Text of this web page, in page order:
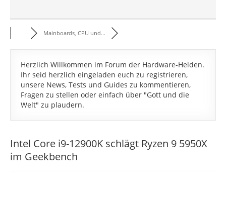
Mainboards, CPU und...
Herzlich Willkommen im Forum der Hardware-Helden.
Ihr seid herzlich eingeladen euch zu registrieren,
unsere News, Tests und Guides zu kommentieren,
Fragen zu stellen oder einfach über "Gott und die
Welt" zu plaudern.
Intel Core i9-12900K schlägt Ryzen 9 5950X
im Geekbench